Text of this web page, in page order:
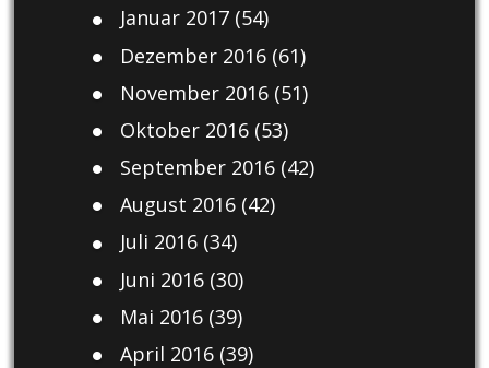
Januar 2017(54)
Dezember 2016(61)
November 2016(51)
Oktober 2016(53)
September 2016(42)
August 2016(42)
Juli 2016(34)
Juni 2016(30)
Mai 2016(39)
April 2016(39)